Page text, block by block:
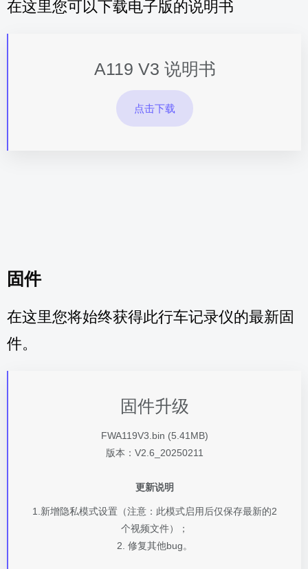
在这里您可以下载电子版的说明书
A119 V3 说明书
点击下载
固件
在这里您将始终获得此行车记录仪的最新固
件。
固件升级
FWA119V3.bin (5.41MB)
版本：V2.6_20250211
更新说明
1.新增隐私模式设置（注意：此模式启用后仅保存最新的2
个视频文件）；
2. 修复其他bug。